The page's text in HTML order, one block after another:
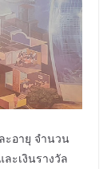
ะอายุ จำนวน
ะเงินรางวัล